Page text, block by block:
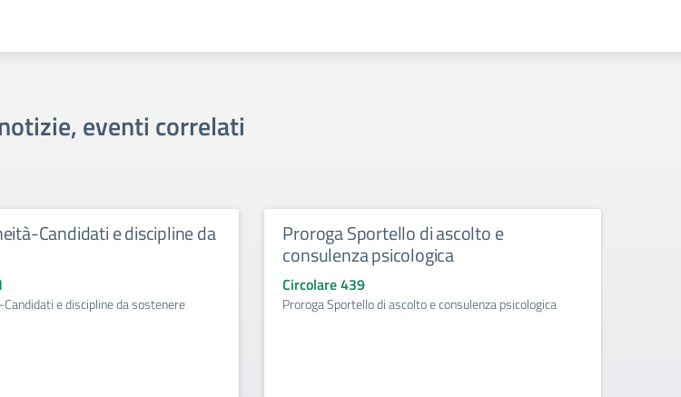
eventi correlati
Candidati e discipline da
e discipline da sostenere
Proroga Sportello di ascolto e
consulenza psicologica
Circolare 439
Proroga Sportello di ascolto e consulenza psicologica